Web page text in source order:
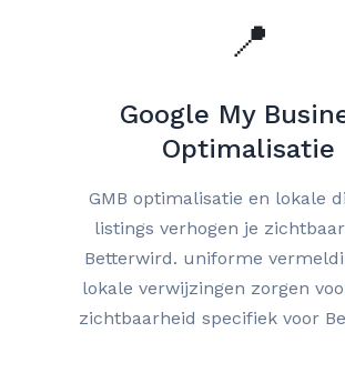
📍
Google My
Optimalisatie
GMB optimalisatie en lokale
listings verhogen je
Betterwird. uniforme
lokale verwijzingen zorgen
zichtbaarheid specifiek voor